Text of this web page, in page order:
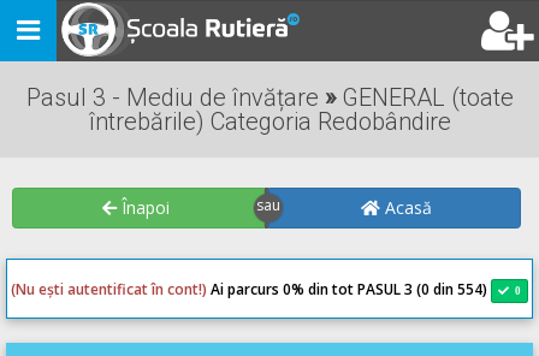
Toggle
navigation
Pasul 3 - Mediu de învățare »GENERAL (toate
întrebările) Categoria Redobândire
Înapoi Acasă
(Nu ești autentificat în cont!) Ai parcurs 0% din tot PASUL 3 (0 din 554) 0